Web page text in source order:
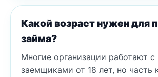
Какой возраст нужен для
займа?
Многие организации работают с
заемщиками от 18 лет, но часть